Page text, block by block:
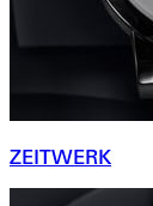
ZEITWERK